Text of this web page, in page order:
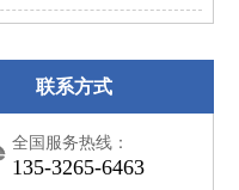
联系方式
全国服务热线：
135-3265-6463